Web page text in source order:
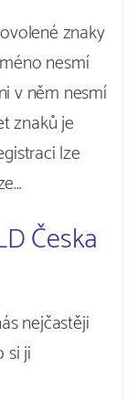
znaky
nesmí
v něm nesmí
znaků je
lze
Česka
nejčastěji
si ji